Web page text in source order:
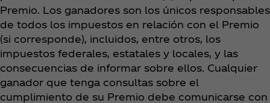
Premio. Los ganadores son los únicos responsables
de todos los impuestos en relación con el Premio
(si corresponde), incluidos, entre otros, los
impuestos federales, estatales y locales, y las
consecuencias de informar sobre ellos. Cualquier
ganador que tenga consultas sobre el
cumplimiento de su Premio debe comunicarse con